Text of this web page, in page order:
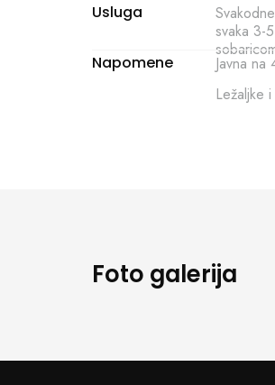
Usluga
svaka 3-
Napomene
Javna
Ležaljke
Foto galerija